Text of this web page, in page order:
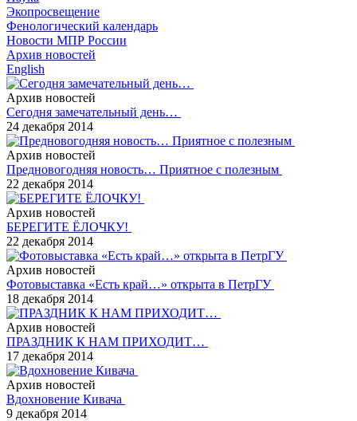
Экопросвещение
Фенологический календарь
Новости МПР России
Архив новостей
English
Архив новостей
Сегодня замечательный день…
24 декабря 2014
Архив новостей
Предновогодняя новость… Приятное с полезным
22 декабря 2014
Архив новостей
БЕРЕГИТЕ ЁЛОЧКУ!
22 декабря 2014
Архив новостей
Фотовыставка «Есть край…» открыта в ПетрГУ
18 декабря 2014
Архив новостей
ПРАЗДНИК К НАМ ПРИХОДИТ…
17 декабря 2014
Архив новостей
Вдохновение Кивача
9 декабря 2014